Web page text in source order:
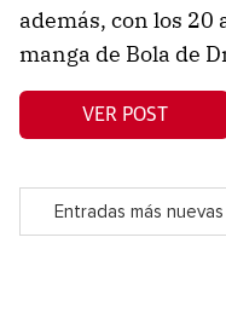
además, con los
manga de Bola de
VER POST
Entradas más nuevas